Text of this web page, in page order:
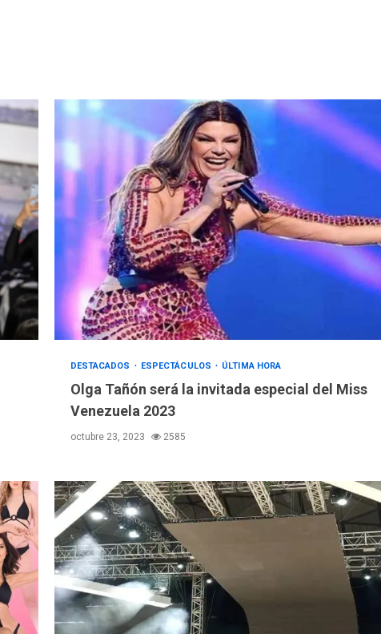
DESTACADOS ESPECTÁCULOS ÚLTIMA HORA
Olga Tañón será la invitada especial del Miss
Venezuela 2023
octubre 23, 2023 2585